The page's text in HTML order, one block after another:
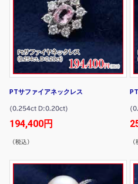
PTサファイアネックレス
(0.254ct D:0.20ct)
194,400円
（税込） （